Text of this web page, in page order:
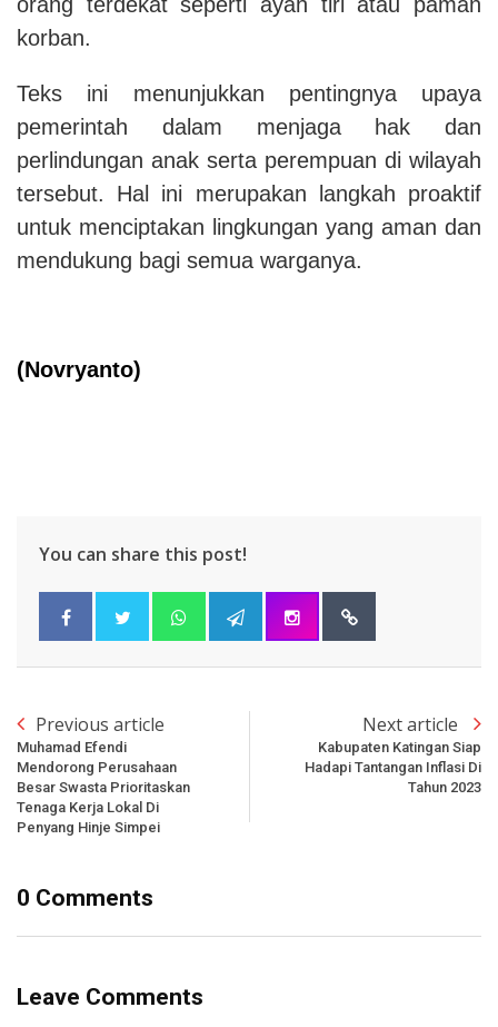
korban.
Teks ini menunjukkan pentingnya upaya
pemerintah dalam menjaga hak dan
perlindungan anak serta perempuan di wilayah
tersebut. Hal ini merupakan langkah proaktif
untuk menciptakan lingkungan yang aman dan
mendukung bagi semua warganya.
(Novryanto)
You can share this post!
Previous article
Muhamad Efendi
Mendorong Perusahaan
Besar Swasta Prioritaskan
Tenaga Kerja Lokal Di
Penyang Hinje Simpei
Next article
Kabupaten Katingan Siap
Hadapi Tantangan Inflasi Di
Tahun 2023
0 Comments
Leave Comments